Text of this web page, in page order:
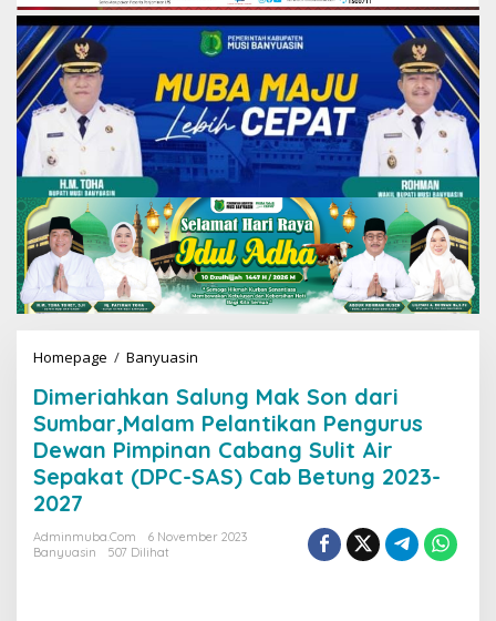
Homepage / Banyuasin
m
e
r
i
a
a
Dimeriahkan Salung Mak Son dari
Sumbar,Malam Pelantikan Pengurus
Dewan Pimpinan Cabang Sulit Air
Sepakat (DPC-SAS) Cab Betung 2023-
2027
Adminmuba.com
6 November 2023
Banyuasin
507 Dilihat